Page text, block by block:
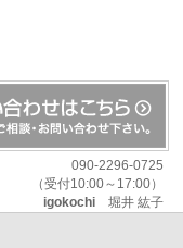
090-2296-0725
（受付10:00～17:00）
igokochi堀井 紘子